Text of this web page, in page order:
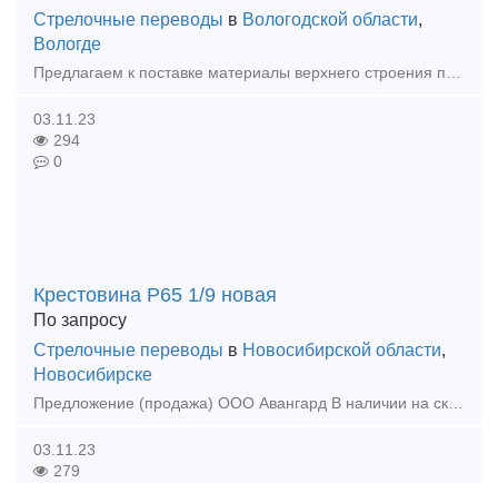
Стрелочные переводы в Вологодской области,
Вологде
03.11.23
294
0
Крестовина Р65 1/9 новая
По запросу
Стрелочные переводы в Новосибирской области,
Новосибирске
03.11.23
279